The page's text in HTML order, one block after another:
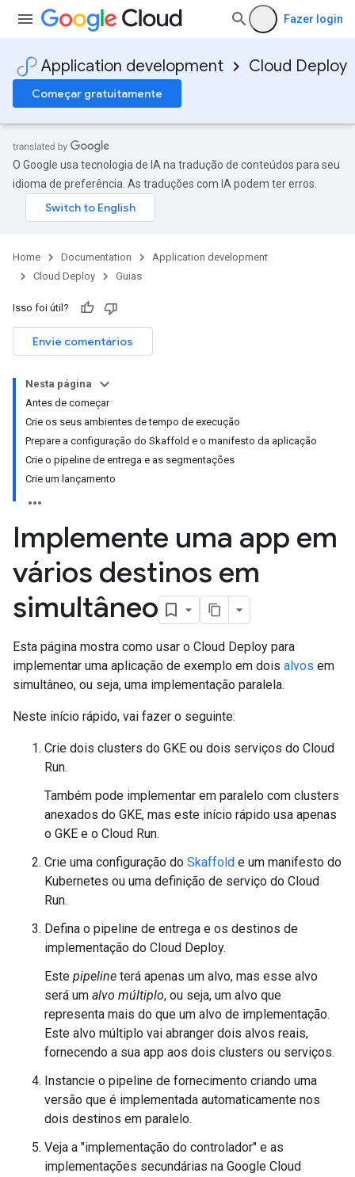
Fazer login
Application development Cloud Deploy
Começar gratuitamente
O Google usa tecnologia de IA na tradução de conteúdos para seu
idioma de preferência. As traduções com IA podem ter erros.
Home Documentation
Application development
Cloud Deploy
Guias
Isso foi útil?
Envie comentários
Nesta página
Antes de começar
Crie os seus ambientes de tempo de execução
Prepare a configuração do Skaffold e o manifesto da aplicação
Crie o pipeline de entrega e as segmentações
Crie um lançamento
Implemente uma app em
vários destinos em
simultâneo
Esta página mostra como usar o Cloud Deploy para
implementar uma aplicação de exemplo em dois alvos em
simultâneo, ou seja, uma implementação paralela.
Neste início rápido, vai fazer o seguinte:
Crie dois clusters do GKE ou dois serviços do Cloud
Run.
Também pode implementar em paralelo com clusters
anexados do GKE, mas este início rápido usa apenas
o GKE e o Cloud Run.
Crie uma configuração do Skaffold e um manifesto do
Kubernetes ou uma definição de serviço do Cloud
Run.
Defina o pipeline de entrega e os destinos de
implementação do Cloud Deploy.
Este pipeline terá apenas um alvo, mas esse alvo
será um alvo múltiplo, ou seja, um alvo que
representa mais do que um alvo de implementação.
Este alvo múltiplo vai abranger dois alvos reais,
fornecendo a sua app aos dois clusters ou serviços.
Instancie o pipeline de fornecimento criando uma
versão que é implementada automaticamente nos
dois destinos em paralelo.
Veja a "implementação do controlador" e as
implementações secundárias na Google Cloud